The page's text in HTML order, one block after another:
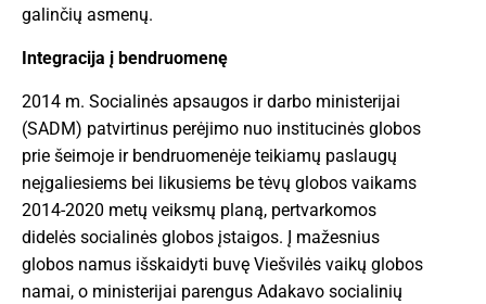
galinčių asmenų.
Integracija į bendruomenę
2014 m. Socialinės apsaugos ir darbo ministerijai
(SADM) patvirtinus perėjimo nuo institucinės globos
prie šeimoje ir bendruomenėje teikiamų paslaugų
neįgaliesiems bei likusiems be tėvų globos vaikams
2014-2020 metų veiksmų planą, pertvarkomos
didelės socialinės globos įstaigos. Į mažesnius
globos namus išskaidyti buvę Viešvilės vaikų globos
namai, o ministerijai parengus Adakavo socialinių